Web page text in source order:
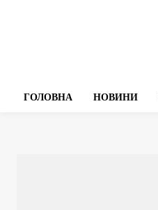
ГОЛОВНА НОВИНИ